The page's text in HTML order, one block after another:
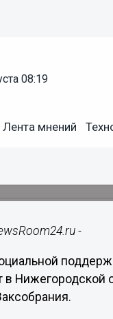
08:19
Лента мнений
-
в